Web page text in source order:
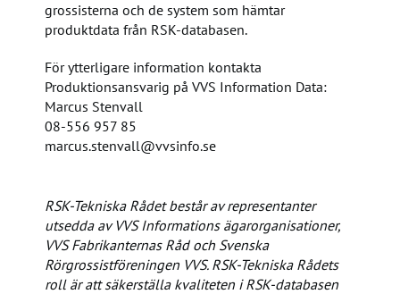
grossisterna och de system som hämtar
produktdata från RSK-databasen.
För ytterligare information kontakta
Produktionsansvarig på VVS Information Data:
Marcus Stenvall
08-556 957 85
marcus.stenvall@vvsinfo.se
RSK-Tekniska Rådet består av representanter
utsedda av VVS Informations ägarorganisationer,
VVS Fabrikanternas Råd och Svenska
Rörgrossistföreningen VVS. RSK-Tekniska Rådets
roll är att säkerställa kvaliteten i RSK-databasen